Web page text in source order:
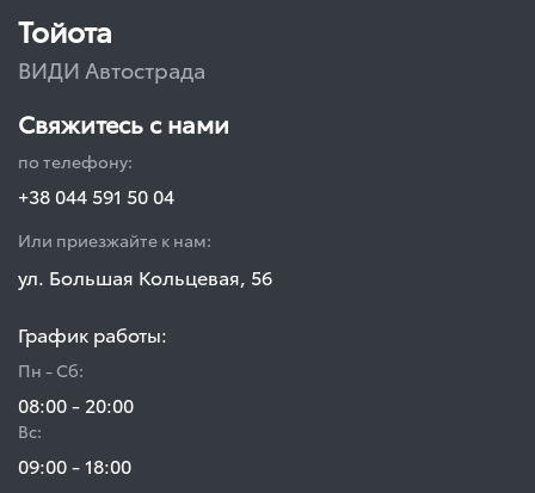
Тойота
ВИДИ Автострада
Свяжитесь с нами
по телефону:
+38 044 591 50 04
Или приезжайте к нам:
ул. Большая Кольцевая, 56
График работы:
Пн - Сб:
08:00 - 20:00
Вс:
09:00 - 18:00